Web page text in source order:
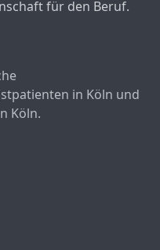
für den Beruf.
in Köln und
Köln.